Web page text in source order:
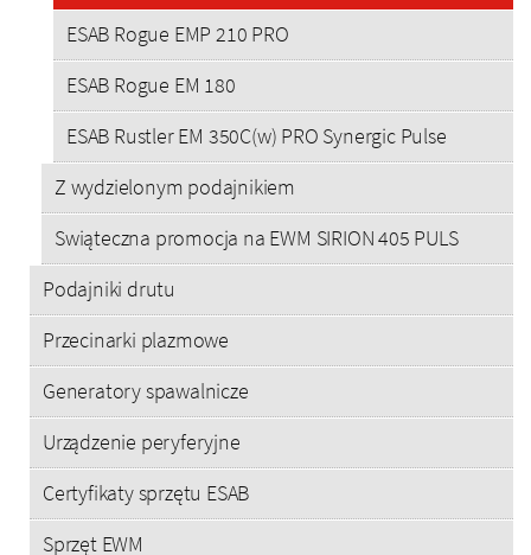
ESAB Rogue EMP 210 PRO
ESAB Rogue EM 180
ESAB Rustler EM 350C(w) PRO Synergic Pulse
Z wydzielonym podajnikiem
Swiąteczna promocja na EWM SIRION 405 PULS
Podajniki drutu
Przecinarki plazmowe
Generatory spawalnicze
Urządzenie peryferyjne
Certyfikaty sprzętu ESAB
Sprzęt EWM